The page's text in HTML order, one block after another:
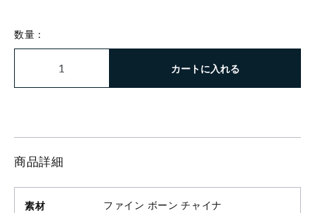
数量：
カートに入れる
商品詳細
素材 ファイン ボーン チャイナ